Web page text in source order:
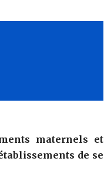
maternels et
de se